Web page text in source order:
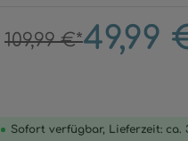
109,99 €*49,99
Sofort verfügbar, Lieferzeit: ca.